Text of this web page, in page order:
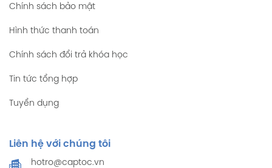
Chính sách bảo mật
Hình thức thanh toán
Chính sách đổi trả khóa học
Tin tức tổng hợp
Tuyển dụng
Liên hệ với chúng tôi
hotro@captoc.vn